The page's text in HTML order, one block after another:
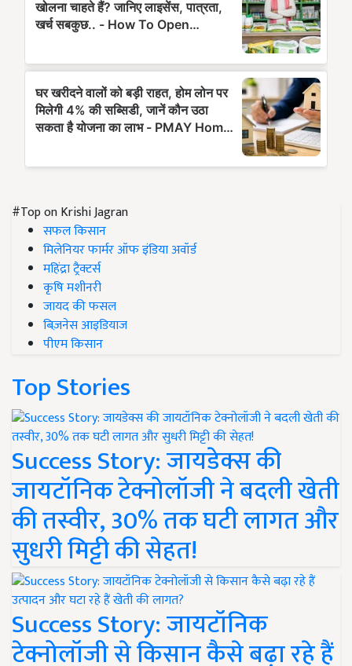
#Top on Krishi Jagran
सफल किसान
मिलेनियर फार्मर ऑफ इंडिया अवॉर्ड
महिंद्रा ट्रैक्टर्स
कृषि मशीनरी
जायद की फसल
बिज़नेस आइडियाज
पीएम किसान
Top Stories
Success Story: जायडेक्स की
जायटॉनिक टेक्नोलॉजी ने बदली खेती
की तस्वीर, 30% तक घटी लागत और
सुधरी मिट्टी की सेहत!
Success Story: जायटॉनिक
टेक्नोलॉजी से किसान कैसे बढ़ा रहे हैं